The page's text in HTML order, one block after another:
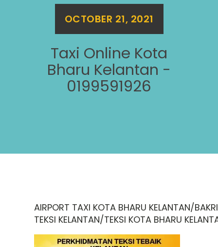
OCTOBER 21, 2021
Taxi Online Kota
Bharu Kelantan -
0199591926
AIRPORT TAXI KOTA BHARU KELANTAN/BAKRI
TEKSI KELANTAN/TEKSI KOTA BHARU